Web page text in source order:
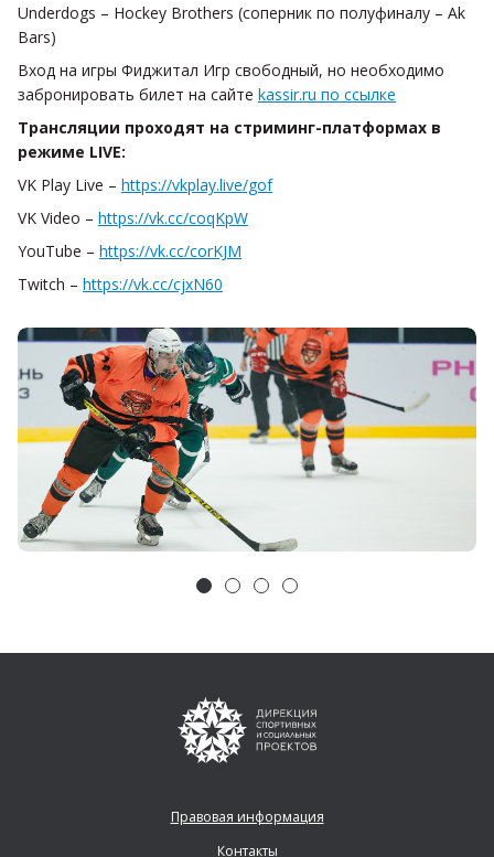
Underdogs – Hockey Brothers (соперник по полуфиналу – Ak
Bars)
Вход на игры Фиджитал Игр свободный, но необходимо
забронировать билет на сайте kassir.ru по ссылке
Трансляции проходят на стриминг-платформах в
режиме LIVE:
VK Play Live – https://vkplay.live/gof
VK Video – https://vk.cc/coqKpW
YouTube – https://vk.cc/corKJM
Twitch – https://vk.cc/cjxN60
Правовая информация
Контакты